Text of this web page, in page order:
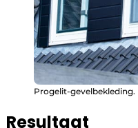
Progelit-gevelbekleding.
Resultaat